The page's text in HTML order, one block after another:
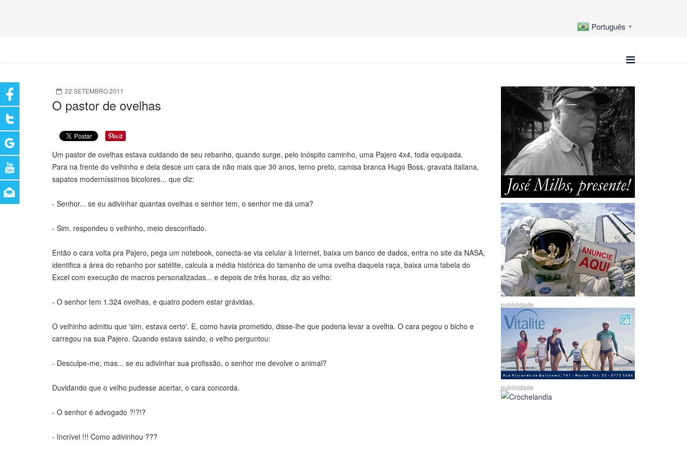
Português ▼
22 SETEMBRO 2011
O pastor de ovelhas
Um pastor de ovelhas estava cuidando de seu rebanho, quando surge, pelo inóspito caminho, uma Pajero 4x4, toda equipada.
Para na frente do velhinho e dela desce um cara de não mais que 30 anos, terno preto, camisa branca Hugo Boss, gravata italiana,
sapatos moderníssimos bicolores... que diz:
- Senhor... se eu adivinhar quantas ovelhas o senhor tem, o senhor me dá uma?
- Sim. respondeu o velhinho, meio desconfiado.
Então o cara volta pra Pajero, pega um notebook, conecta-se via celular à Internet, baixa um banco de dados, entra no site da NASA,
identifica a área do rebanho por satélite, calcula a média histórica do tamanho de uma ovelha daquela raça, baixa uma tabela do
Excel com execução de macros personalizadas... e depois de três horas, diz ao velho:
- O senhor tem 1.324 ovelhas, e quatro podem estar grávidas.
O velhinho admitiu que 'sim, estava certo'. E, como havia prometido, disse-lhe que poderia levar a ovelha. O cara pegou o bicho e
carregou na sua Pajero. Quando estava saindo, o velho perguntou:
- Desculpe-me, mas... se eu adivinhar sua profissão, o senhor me devolve o animal?
Duvidando que o velho pudesse acertar, o cara concorda.
- O senhor é advogado ?!?!?
- Incrível !!! Como adivinhou ???
publicidade
publicidade